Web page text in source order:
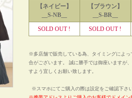
【ネイビー】
__S-NB__
【ブラウン】
__S-BR__
SOLD OUT ! SOLD OUT !
※多店舗で販売している為、タイミングによっ
合がございます。 誠に勝手では御座いますが
すよう宜しくお願い致します。
※スマホにてご購入の際は設定をご確認下さ